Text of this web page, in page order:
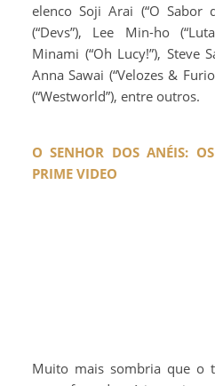
elenco Soji Arai (“O Sabor
(“Devs”), Lee Min-ho
Minami (“Oh Lucy!”), Steve
Anna Sawai (“Velozes &
(“Westworld”), entre outros.
O SENHOR DOS ANÉIS:
PRIME VIDEO
Muito mais sombria que o